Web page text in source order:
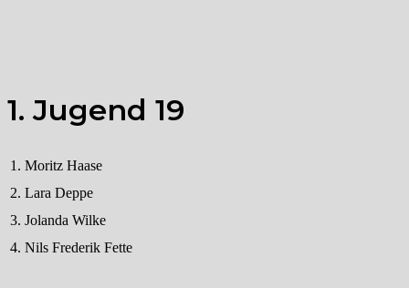
1. Jugend 19
1. Moritz Haase
2. Lara Deppe
3. Jolanda Wilke
4. Nils Frederik Fette